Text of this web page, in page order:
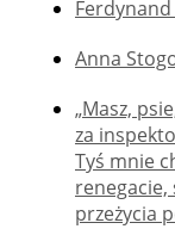
Anna
„Masz,
za
Tyś mnie
renegacie,
przeżycia